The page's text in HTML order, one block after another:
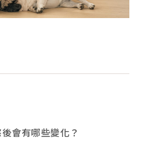
會有哪些變化？